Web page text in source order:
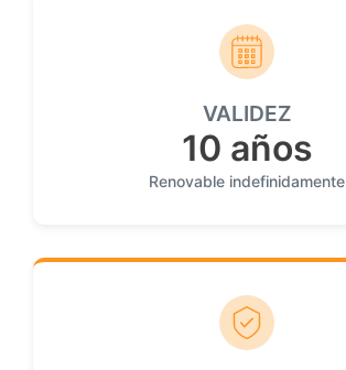
VALIDEZ
10 años
Renovable indefinidamente